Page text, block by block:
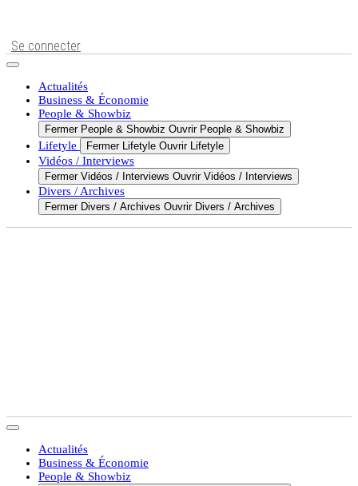
Se connecter
Actualités
Business & Économie
People & Showbiz
Fermer People & Showbiz Ouvrir People & Showbiz
Lifetyle Fermer Lifetyle Ouvrir Lifetyle
Vidéos / Interviews
Fermer Vidéos / Interviews Ouvrir Vidéos / Interviews
Divers / Archives
Fermer Divers / Archives Ouvrir Divers / Archives
Actualités
Business & Économie
People & Showbiz